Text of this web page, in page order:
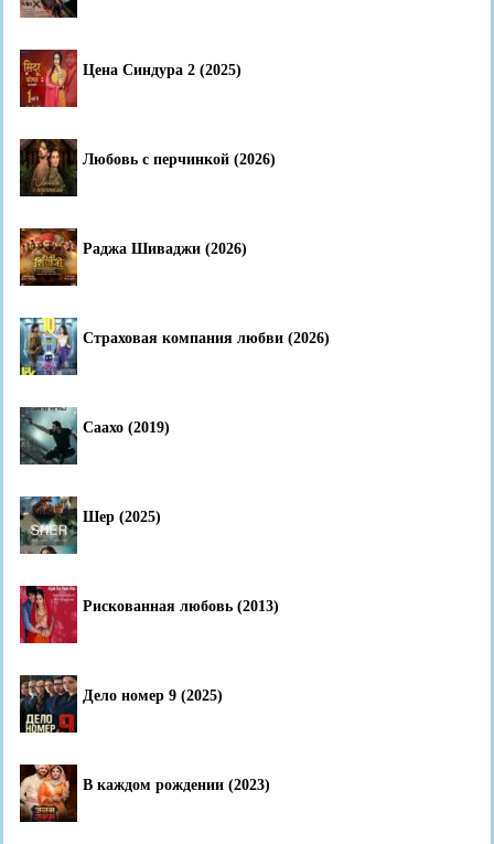
Цена Синдура 2 (2025)
Любовь с перчинкой (2026)
Раджа Шиваджи (2026)
Страховая компания любви (2026)
Саахо (2019)
Шер (2025)
Рискованная любовь (2013)
Дело номер 9 (2025)
В каждом рождении (2023)